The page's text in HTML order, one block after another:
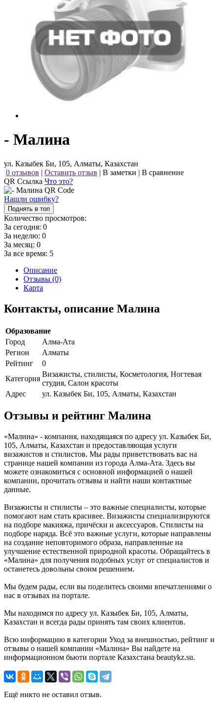
- Малина
ул. Казыбек Би, 105, Алматы, Казахстан
0 отзывов | Оставить отзыв | В заметки | В сравнение
QR Ссылка Что это?
Нашли ошибку?
Поднять в топ
Количество просмотров:
За сегодня: 0
За неделю: 0
За месяц: 0
За все время: 5
Описание
Отзывы (0)
Карта
Контакты, описание Малина
Образование
Город
Алма-Ата
Регион
Алматы
Рейтинг
0
Категория
Визажисты, стилисты, Косметология, Ногтевая
студия, Салон красоты
Адрес
ул. Казыбек Би, 105, Алматы, Казахстан
Отзывы и рейтинг Малина
«Малина» - компания, находящаяся по адресу ул. Казыбек Би,
105, Алматы, Казахстан и предоставляющая услуги
визажистов и стилистов. Мы рады приветствовать вас на
странице нашей компании из города Алма-Ата. Здесь вы
можете ознакомиться с основной информацией о нашей
компании, прочитать отзывы и найти наши контактные
данные.
Визажисты и стилисты – это важные специалисты, которые
помогают нам стать красивее. Визажисты специализируются
на подборе макияжа, причёски и аксессуаров. Стилисты на
подборе наряда. Всё это важные услуги, которые направлены
на создание неповторимого образа, направленные на
улучшение естественной природной красоты. Обращайтесь в
«Малина» для получения подобных услуг от специалистов и
останетесь довольны своим решением.
Мы будем рады, если вы поделитесь своими впечатлениями о
нас в отзывах на портале.
Мы находимся по адресу ул. Казыбек Би, 105, Алматы,
Казахстан и всегда рады принять там своих клиентов.
Всю информацию в категории Уход за внешностью, рейтинг и
отзывы о нашей компании «Малина» Вы найдете на
информационном бьюти портале Казахстана beautykz.su.
Ещё никто не оставил отзыв.